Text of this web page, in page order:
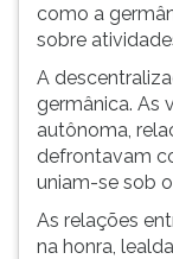
como a
sobre
A
germânica. As
autônoma,
defrontavam
uniam-se sob
As relações
na honra,